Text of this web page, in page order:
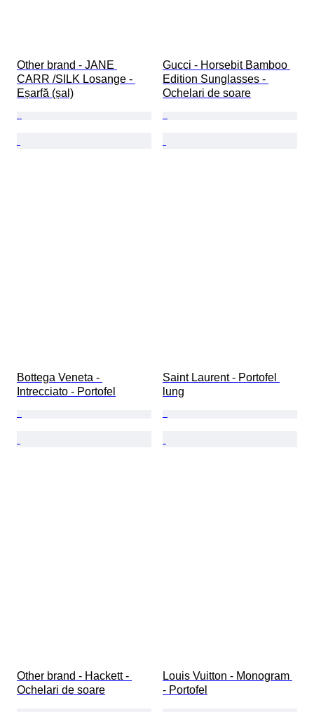
Other brand - JANE
CARR /SILK Losange -
Eșarfă (șal)
Gucci - Horsebit Bamboo
Edition Sunglasses -
Ochelari de soare
Bottega Veneta -
Intrecciato - Portofel
Saint Laurent - Portofel
lung
Other brand - Hackett -
Ochelari de soare
Louis Vuitton - Monogram
- Portofel